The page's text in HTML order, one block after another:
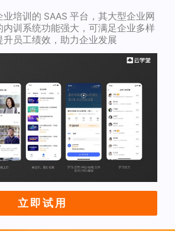
培训的 SAAS 平台，其大型企业网
训系统功能强大，可满足企业多样
员工绩效，助力企业发展
立即试用